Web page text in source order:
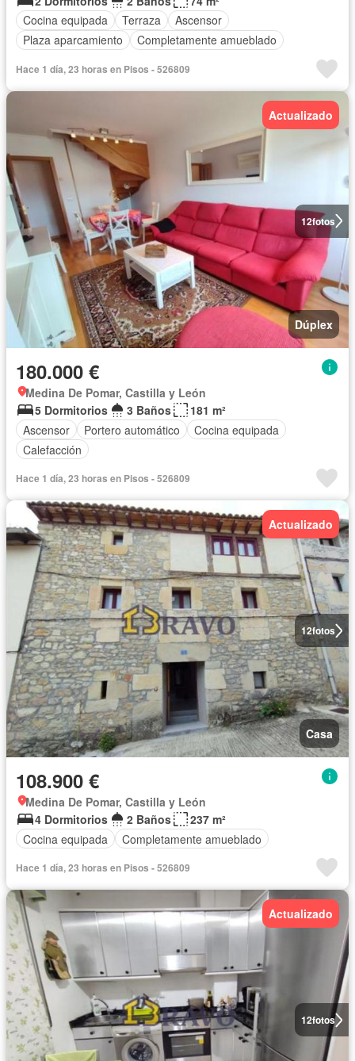
Cocina equipada
Terraza
Ascensor
Plaza aparcamiento
Completamente amueblado
Hace 1 día, 23 horas en Pisos - 526809
12fotos
Actualizado
Dúplex
180.000 €
Medina De Pomar, Castilla y León
5 Dormitorios
3 Baños
181 m²
Ascensor
Portero automático
Cocina equipada
Calefacción
Hace 1 día, 23 horas en Pisos - 526809
12fotos
Actualizado
Casa
108.900 €
Medina De Pomar, Castilla y León
4 Dormitorios
2 Baños
237 m²
Cocina equipada
Completamente amueblado
Hace 1 día, 23 horas en Pisos - 526809
12fotos
Actualizado